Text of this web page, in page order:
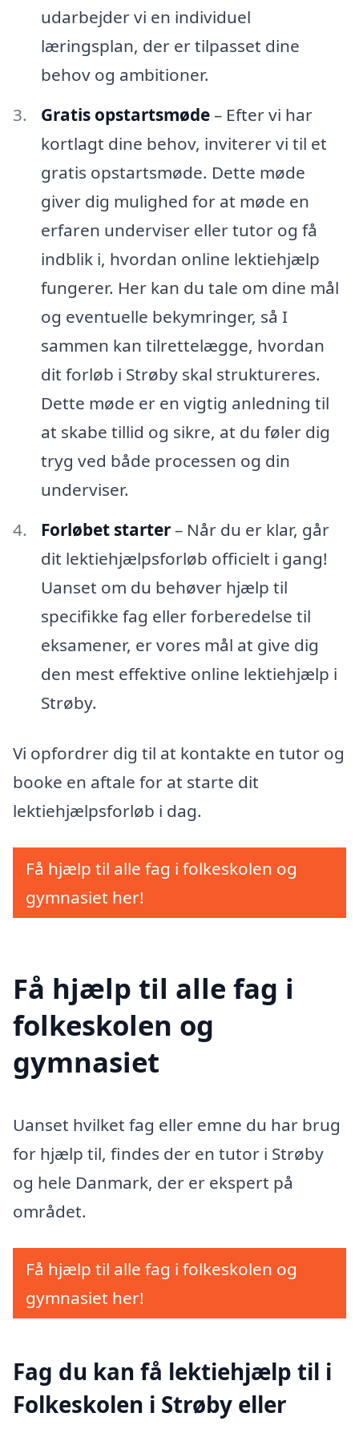
udarbejder vi en individuel
læringsplan, der er tilpasset dine
behov og ambitioner.
Gratis opstartsmøde– Efter vi har
kortlagt dine behov, inviterer vi til et
gratis opstartsmøde. Dette møde
giver dig mulighed for at møde en
erfaren underviser eller tutor og få
indblik i, hvordan online lektiehjælp
fungerer. Her kan du tale om dine mål
og eventuelle bekymringer, så I
sammen kan tilrettelægge, hvordan
dit forløb i Strøby skal struktureres.
Dette møde er en vigtig anledning til
at skabe tillid og sikre, at du føler dig
tryg ved både processen og din
underviser.
Forløbet starter– Når du er klar, går
dit lektiehjælpsforløb officielt i gang!
Uanset om du behøver hjælp til
specifikke fag eller forberedelse til
eksamener, er vores mål at give dig
den mest effektive online lektiehjælp i
Strøby.
Vi opfordrer dig til at kontakte en tutor og
booke en aftale for at starte dit
lektiehjælpsforløb i dag.
Få hjælp til alle fag i folkeskolen og
gymnasiet her!
Få hjælp til alle fag i
folkeskolen og
gymnasiet
Uanset hvilket fag eller emne du har brug
for hjælp til, findes der en tutor i Strøby
og hele Danmark, der er ekspert på
området.
Få hjælp til alle fag i folkeskolen og
gymnasiet her!
Fag du kan få lektiehjælp til i
Folkeskolen i Strøby eller